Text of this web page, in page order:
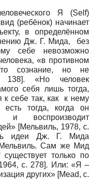
Я (Self)
(ребёнок) начинает
в определённом
Дж. Г. Мида, без
себе невозможно
«в противном
сознание, но не
. «Но человек
себя лишь тогда,
к себе так, как к нему
тогда, когда он
и воспроизводит
[Мельвиль, 1978, с.
идеи Дж. Г. Мида
Сам же Мид
только по
, с. 278]. Или: «Я –
других» [Меаd, с.